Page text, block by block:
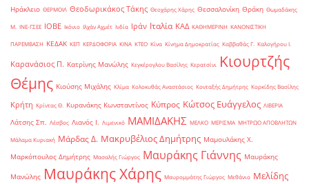
Ηράκλειο ΘΕΡΜΟΙΛ Θεοδωρικάκος Τάκης Θεοχάρης Χάρης Θεσσαλονίκη Θράκη Θωμαδάκης
Μ. ΙΝΕ-ΓΣΕΕ ΙΟΒΕ Ικόνιο Ιλχάν Αχμέτ Ινδία Ιράν Ιταλία ΚΑΔ ΚΑΘΗΜΕΡΙΝΗ ΚΑΝΟΝΙΣΤΙΚΗ
ΠΑΡΕΜΒΑΣΗ ΚΕΔΑΚ ΚΕΠ ΚΕΡΔΟΦΟΡΙΑ ΚΙΝΑ ΚΤΕΟ Κίνα Κίνημα Δημοκρατίας Καββαθάς Γ. Καλογήρου Ι.
Καρανάσιος Π. Κατρίνης Μανώλης Κεγκέρογλου Βασίλης Κερατσίνι
Κιουρτζής
Θέμης Κιούσης Μιχάλης Κλίμα Κολοκυθάς Αναστάσιος Κονταξής Δημήτρης Κορκίδης Βασίλης
Κρήτη Κρίντας Θ. Κυρανάκης Κωνσταντίνος Κύπρος Κώτσος Ευάγγελος ΛΙΒΕΡΙΑ
Λάτσης Σπ. Λέσβος Λιανός Ι. Λιμενικό ΜΑΜΙΔΑΚΗΣ ΜΕΛΚΟ ΜΕΡΙΣΜΑ ΜΗΤΡΩΟ ΑΠΟΒΛΗΤΩΝ
Μάλαμα Κυριακή Μάρδας Δ. Μακρυβέλιος Δημήτρης Μαμουλάκης Χ.
Μαρκόπουλος Δημήτρης Μασαλής Γιώργος Μαυράκης Γιάννης Μαυράκης
Μανώλης Μαυράκης Χάρης Μαυρομμάτης Γιώργος Μεθάνιο Μελίδης